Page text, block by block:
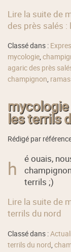
Lire la suite de
des près salés :
Classé dans :
mycologie,
agaric des près
champignon,
les terrils
Rédigé par
h
é ouais,
terrils ;)
Lire la suite de
terrils du nord
Classé dans :
terrils du nord,